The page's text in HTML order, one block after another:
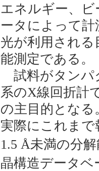
エネルギー、
ータによって
光が利用され
能測定である。
試料がタンパ
系のX線回折計
の主目的とな
実際にこれまで
1.5 Å未満の分
晶構造データベ